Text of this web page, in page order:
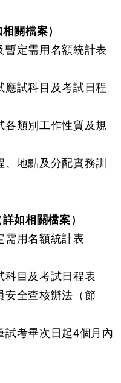
關檔案）
暫定需用名額統計表
應試科目及考試日程
各類別工作性質及規
地點及分配實務訓
如相關檔案）
需用名額統計表
科目及考試日程表
安全查核辦法（節
試考畢次日起4個月內